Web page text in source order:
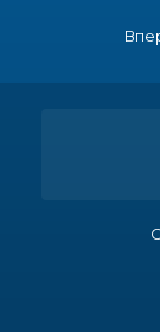
Літо,